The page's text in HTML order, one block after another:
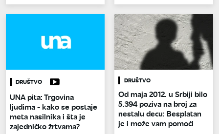
DRUŠTVO
UNA pita: Trgovina
ljudima - kako se postaje
meta nasilnika i šta je
zajedničko žrtvama?
DRUŠTVO
Od maja 2012. u Srbiji bilo
5.394 poziva na broj za
nestalu decu: Besplatan
je i može vam pomoći